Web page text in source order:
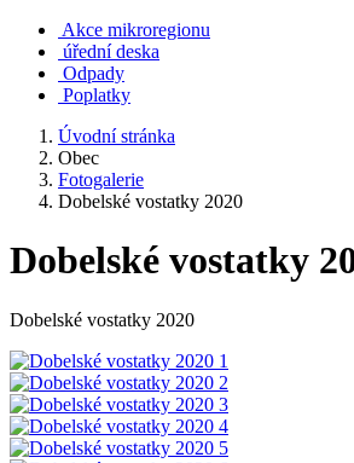
Akce mikroregionu
úřední deska
Odpady
Poplatky
Úvodní stránka
Obec
Fotogalerie
Dobelské vostatky 2020
Dobelské vostatky
Dobelské vostatky 2020